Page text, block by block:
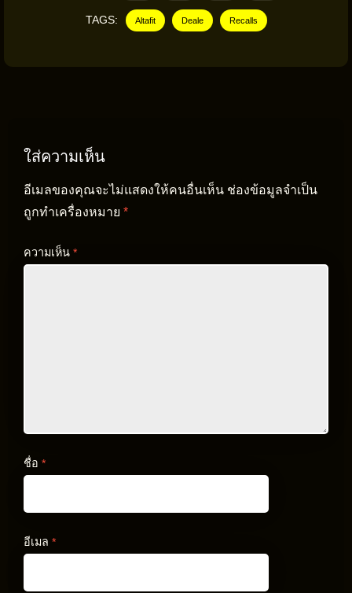
TAGS: Altafit Deale Recalls
ใส่ความเห็น
อีเมลของคุณจะไม่แสดงให้คนอื่นเห็น ช่องข้อมูลจำเป็น
ถูกทำเครื่องหมาย *
ความเห็น *
ชื่อ *
อีเมล *